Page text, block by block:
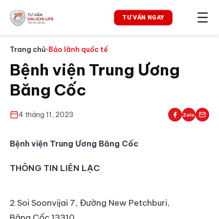
TƯ VẤN NGAY ☰
Trang chủ›Bảo lãnh quốc tế
Bệnh viện Trung Ương
Băng Cốc
4 tháng 11, 2023 Zalo
Bệnh viện Trung Ương Băng Cốc
THÔNG TIN LIÊN LẠC
2 Soi Soonvijai 7, Đường New Petchburi,